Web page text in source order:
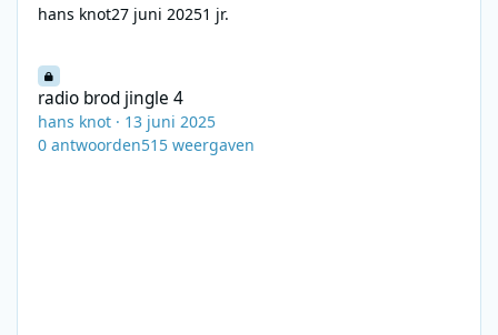
hans knot27 juni 20251 jr.
radio brod jingle 4
hans knot · 13 juni 2025
0 antwoorden515 weergaven